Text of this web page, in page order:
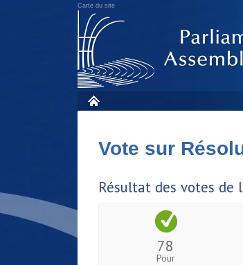
Carte du site
Vote sur
Résultat des votes de
78
Pour